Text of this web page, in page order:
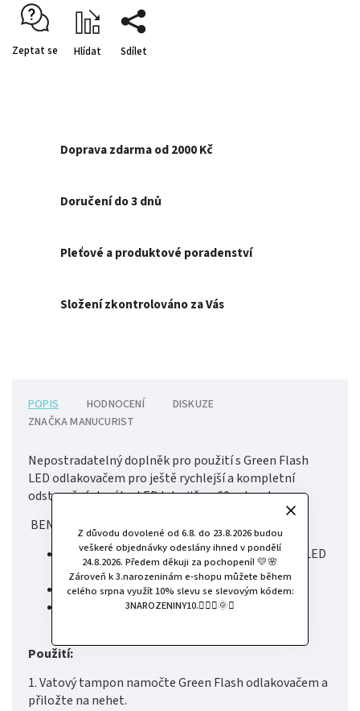
Z důvodu dovolené od 6.8. do 23.8.2026 budou
veškeré objednávky odeslány ihned v pondělí
24.8.2026. Předem děkuji za pochopení! 💛🌸
Zároveň k 3.narozeninám e-shopu můžete během
celého srpna využít 10% slevu se slevovým kódem:
3NAROZENINY10.🧚🏻‍♀️🌞✨
Zeptat se Hlídat Sdílet
Doprava zdarma od 2000 Kč
Doručení do 3 dnů
Pleťové a produktové poradenství
Složení zkontrolováno za Vás
POPIS HODNOCENÍ
DISKUZE
ZNAČKAMANUCURIST
Nepostradatelný doplněk pro použití s Green Flash
LED odlakovačem pro ještě rychlejší a kompletní
odstranění starého LED laku již za 60 sekund.
BENEFITY
Rychlejší a snadnější odstranění Green Flash LED
laku
Pro opakované použití
Menší spotřeba vatových tamponů
Použití:
1. Vatový tampon namočte Green Flash odlakovačem a
přiložte na nehet.